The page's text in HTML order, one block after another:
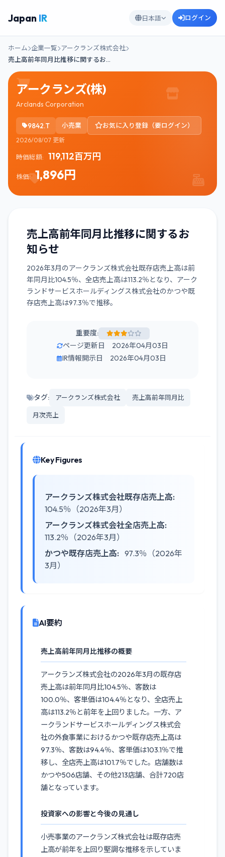
Japan IR 日本語 ログイン
ホーム 企業一覧
アークランズ株式会社
売上高前年同月比推移に関するお…
アークランズ(株)
Arclands Corporation
9842.T 小売業 お気に入り登録（要ログイン）
2026/08/07 更新
時価総額: 119,112百万円
株価: 1,896円
売上高前年同月比推移に関するお
知らせ
2026年3月のアークランズ株式会社既存店売上高は前
年同月比104.5％、全店売上高は113.2％となり、アーク
ランドサービスホールディングス株式会社のかつや既
存店売上高は97.3％で推移。
重要度:
ページ更新日 2026年04月03日
IR情報開示日 2026年04月03日
タグ: アークランズ株式会社 売上高前年同月比
月次売上
Key Figures
アークランズ株式会社既存店売上高:
104.5％（2026年3月）
アークランズ株式会社全店売上高:
113.2％（2026年3月）
かつや既存店売上高: 97.3％（2026年
3月）
AI要約
売上高前年同月比推移の概要
アークランズ株式会社の2026年3月の既存店
売上高は前年同月比104.5％、客数は
100.0％、客単価は104.4％となり、全店売上
高は113.2％と前年を上回りました。一方、ア
ークランドサービスホールディングス株式会
社の外食事業におけるかつや既存店売上高は
97.3％、客数は94.4％、客単価は103.1％で推
移し、全店売上高は101.7％でした。店舗数は
かつや506店舗、その他213店舗、合計720店
舗となっています。
投資家への影響と今後の見通し
小売事業のアークランズ株式会社は既存店売
上高が前年を上回り堅調な推移を示していま